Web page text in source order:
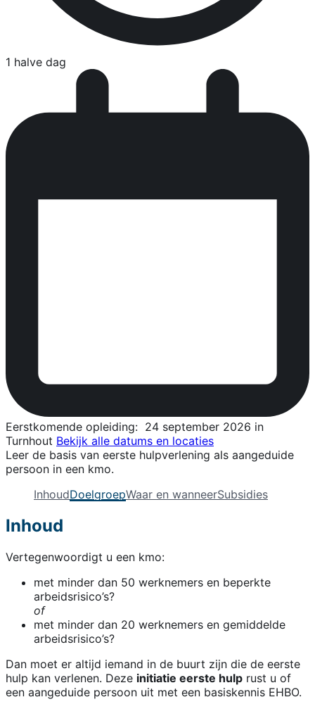
1 halve dag
Eerstkomende opleiding: 24 september 2026 in
Turnhout Bekijk alle datums en locaties
Leer de basis van eerste hulpverlening als aangeduide
persoon in een kmo.
InhoudDoelgroepWaar en wanneerSubsidies
Inhoud
Vertegenwoordigt u een kmo:
met minder dan 50 werknemers en beperkte
arbeidsrisico’s?
of
met minder dan 20 werknemers en gemiddelde
arbeidsrisico’s?
Dan moet er altijd iemand in de buurt zijn die de eerste
hulp kan verlenen. Deze initiatie eerste hulp rust u of
een aangeduide persoon uit met een basiskennis EHBO.